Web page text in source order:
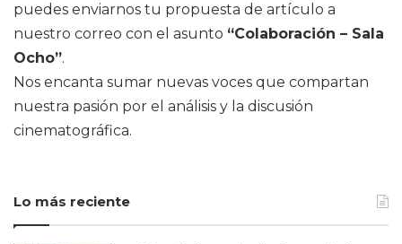
puedes enviarnos tu propuesta de artículo a
nuestro correo con el asunto “Colaboración – Sala
Ocho”.
Nos encanta sumar nuevas voces que compartan
nuestra pasión por el análisis y la discusión
cinematográfica.
Lo más reciente